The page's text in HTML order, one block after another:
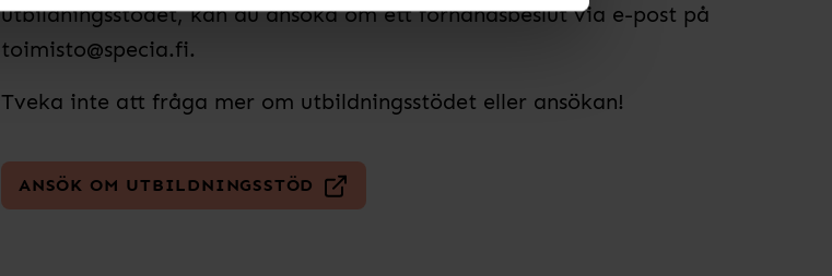
utbildningsstödet, kan du ansöka om ett förhandsbeslut via e-post på
toimisto@specia.fi.
Tveka inte att fråga mer om utbildningsstödet eller ansökan!
ANSÖK OM UTBILDNINGSSTÖD